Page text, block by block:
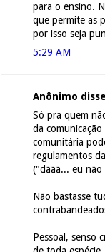
para o ensino.
que permite as
por isso seja
5:29 AM
Anônimo
Só pra quem
da
comunitária
regulamentos
("dããã... eu não
Não bastasse
Pessoal, senso